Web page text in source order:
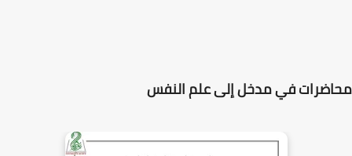
محاضرات في مدخل إلى علم النفس